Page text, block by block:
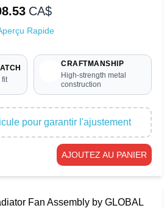
CA$
Rapide
fit
CRAFTMANSHIP
High-strength metal
construction
pour garantir l'ajustement
AJOUTEZ AU PANIER
Fan Assembly by GLOBAL